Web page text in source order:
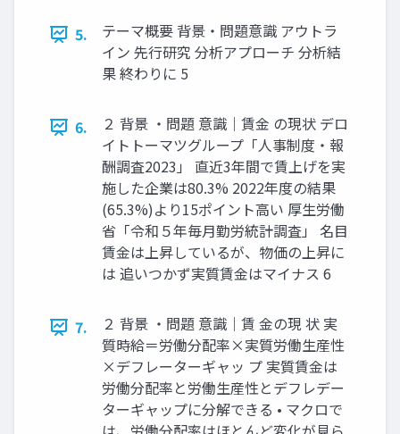
5.
テーマ概要 背景・問題意識 アウトラ
イン 先行研究 分析アプローチ 分析結
果 終わりに 5
6.
２ 背景 ・問題 意識｜賃金 の現状 デロ
イトトーマツグループ「人事制度・報
酬調査2023」 直近3年間で賃上げを実
施した企業は80.3% 2022年度の結果
(65.3%)より15ポイント高い 厚生労働
省「令和５年毎月勤労統計調査」 名目
賃金は上昇しているが、物価の上昇に
は 追いつかず実質賃金はマイナス 6
7.
２ 背景 ・問題 意識｜賃 金の現 状 実
質時給＝労働分配率×実質労働生産性
×デフレーターギャッ プ 実質賃金は
労働分配率と労働生産性とデフレデー
ターギャップに分解できる • マクロで